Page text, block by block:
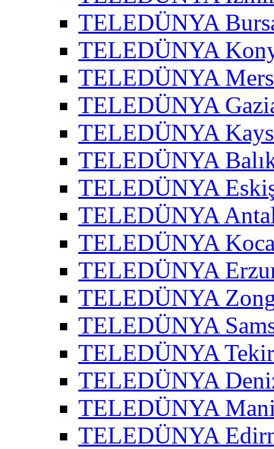
TELEDÜNYA
TELEDÜNYA
TELEDÜNYA
TELEDÜNYA
TELEDÜNYA
TELEDÜNYA
TELEDÜNYA
TELEDÜNYA
TELEDÜNYA
TELEDÜNYA
TELEDÜNYA
TELEDÜNYA
TELEDÜNYA
TELEDÜNYA
TELEDÜNYA
TELEDÜNYA